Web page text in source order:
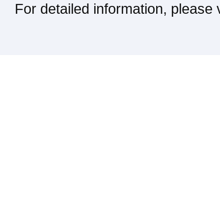
For detailed information,